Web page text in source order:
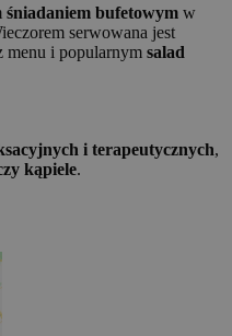
śniadaniem bufetowym w
serwowana jest
menu i popularnym salad
i terapeutycznych,
kąpiele.